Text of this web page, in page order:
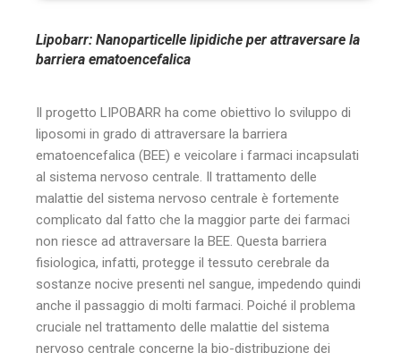
Lipobarr: Nanoparticelle lipidiche per attraversare la
barriera ematoencefalica
Il progetto LIPOBARR ha come obiettivo lo sviluppo di
liposomi in grado di attraversare la barriera
ematoencefalica (BEE) e veicolare i farmaci incapsulati
al sistema nervoso centrale. Il trattamento delle
malattie del sistema nervoso centrale è fortemente
complicato dal fatto che la maggior parte dei farmaci
non riesce ad attraversare la BEE. Questa barriera
fisiologica, infatti, protegge il tessuto cerebrale da
sostanze nocive presenti nel sangue, impedendo quindi
anche il passaggio di molti farmaci. Poiché il problema
cruciale nel trattamento delle malattie del sistema
nervoso centrale concerne la bio-distribuzione dei